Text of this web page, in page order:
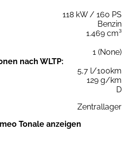
118 kW / 160 PS
Benzin
1.469 cm³
1 (None)
nach WLTP:
5,7 l/100km
129 g/km
D
Zentrallager
Tonale anzeigen